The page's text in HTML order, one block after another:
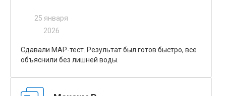
25 января
2026
Сдавали МАР-тест. Результат был готов быстро, все
объяснили без лишней воды.